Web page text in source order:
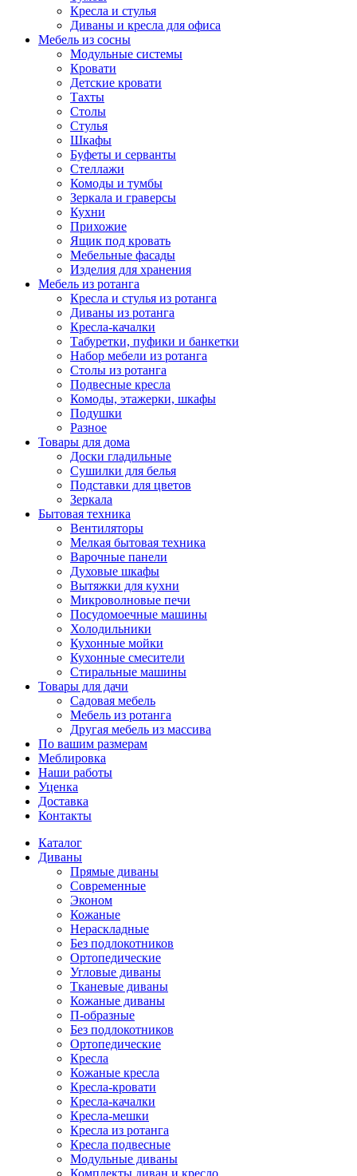
Кресла и стулья
Диваны и кресла для офиса
Мебель из сосны
Модульные системы
Кровати
Детские кровати
Тахты
Столы
Стулья
Шкафы
Буфеты и серванты
Стеллажи
Комоды и тумбы
Зеркала и граверсы
Кухни
Прихожие
Ящик под кровать
Мебельные фасады
Изделия для хранения
Мебель из ротанга
Кресла и стулья из ротанга
Диваны из ротанга
Кресла-качалки
Табуретки, пуфики и банкетки
Набор мебели из ротанга
Столы из ротанга
Подвесные кресла
Комоды, этажерки, шкафы
Подушки
Разное
Товары для дома
Доски гладильные
Сушилки для белья
Подставки для цветов
Зеркала
Бытовая техника
Вентиляторы
Мелкая бытовая техника
Варочные панели
Духовые шкафы
Вытяжки для кухни
Микроволновые печи
Посудомоечные машины
Холодильники
Кухонные мойки
Кухонные смесители
Стиральные машины
Товары для дачи
Садовая мебель
Мебель из ротанга
Другая мебель из массива
По вашим размерам
Меблировка
Наши работы
Уценка
Доставка
Контакты
Каталог
Диваны
Прямые диваны
Современные
Эконом
Кожаные
Нераскладные
Без подлокотников
Ортопедические
Угловые диваны
Тканевые диваны
Кожаные диваны
П-образные
Без подлокотников
Ортопедические
Кресла
Кожаные кресла
Кресла-кровати
Кресла-качалки
Кресла-мешки
Кресла из ротанга
Кресла подвесные
Модульные диваны